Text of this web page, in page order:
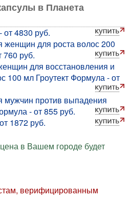
в Планета
от 4830 руб.
женщин для роста волос 200
760 руб.
для восстановления и
100 мл Гроутект Формула - от
мужчин против выпадения
- от 855 руб.
1872 руб.
в Вашем городе будет
верифицированным